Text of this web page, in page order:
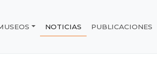
NOTICIAS PUBLICACIONES